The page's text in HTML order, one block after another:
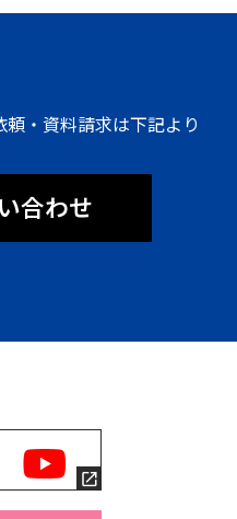
・資料請求は下記より
合わせ